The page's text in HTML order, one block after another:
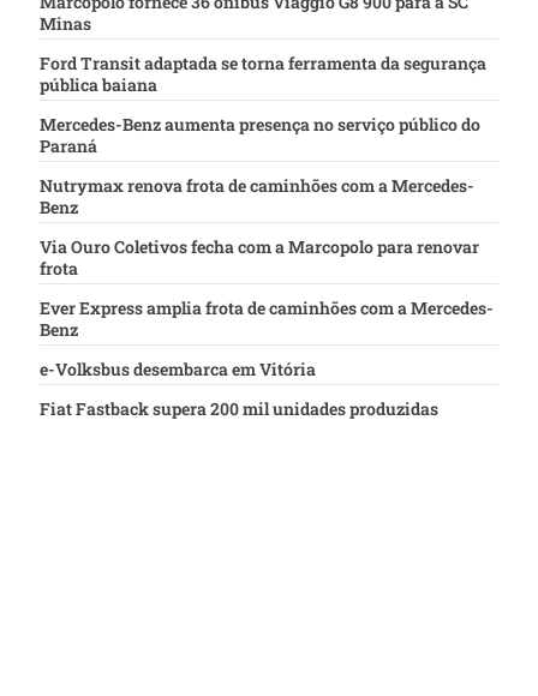
Minas
Ford Transit adaptada se torna ferramenta da segurança
pública baiana
Mercedes-Benz aumenta presença no serviço público do
Paraná
Nutrymax renova frota de caminhões com a Mercedes-
Benz
Via Ouro Coletivos fecha com a Marcopolo para renovar
frota
Ever Express amplia frota de caminhões com a Mercedes-
Benz
e-Volksbus desembarca em Vitória
Fiat Fastback supera 200 mil unidades produzidas